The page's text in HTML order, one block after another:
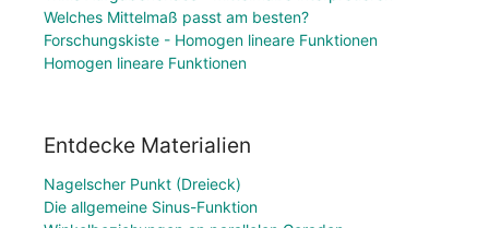
Welches Mittelmaß passt am besten?
Forschungskiste - Homogen lineare Funktionen
Homogen lineare Funktionen
Entdecke Materialien
Nagelscher Punkt (Dreieck)
Die allgemeine Sinus-Funktion